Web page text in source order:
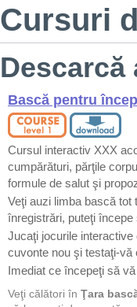
Cursuri
Descarcă
Bască pentru
Cursul interactiv XXX
cumpărături, părţile
formule de salut şi
Veţi auzi limba bască tot
înregistrări, puteţi începe
Jucaţi jocurile
cuvonte nou şi testaţi-vă
Imediat ce începeţi să
Veţi călători în Ţara